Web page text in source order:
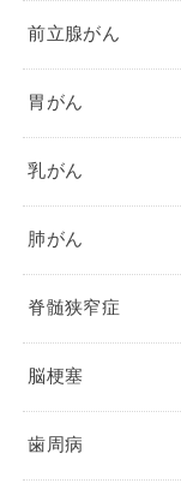
前立腺がん
胃がん
乳がん
肺がん
脊髄狭窄症
脳梗塞
歯周病